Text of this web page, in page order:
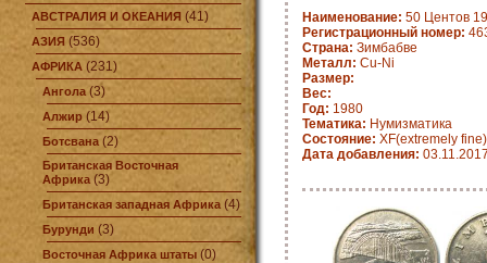
АВСТРАЛИЯ И ОКЕАНИЯ (41)
АЗИЯ (536)
АФРИКА (231)
Ангола(3)
Алжир (14)
Ботсвана (2)
Британская Восточная
Африка (3)
Британская западная Африка (4)
Бурунди (3)
Восточная Африка штаты (0)
Наименование: 50 Центов
Регистрационный номер:
Страна: Зимбабве
Металл: Cu-Ni
Размер:
Вес:
Год: 1980
Тематика: Нумизматика
Состояние: XF(extremely fine)
Дата добавления: